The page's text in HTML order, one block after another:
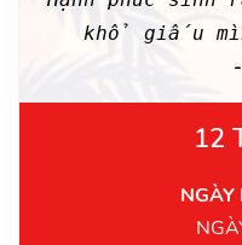
khổ giấu
12